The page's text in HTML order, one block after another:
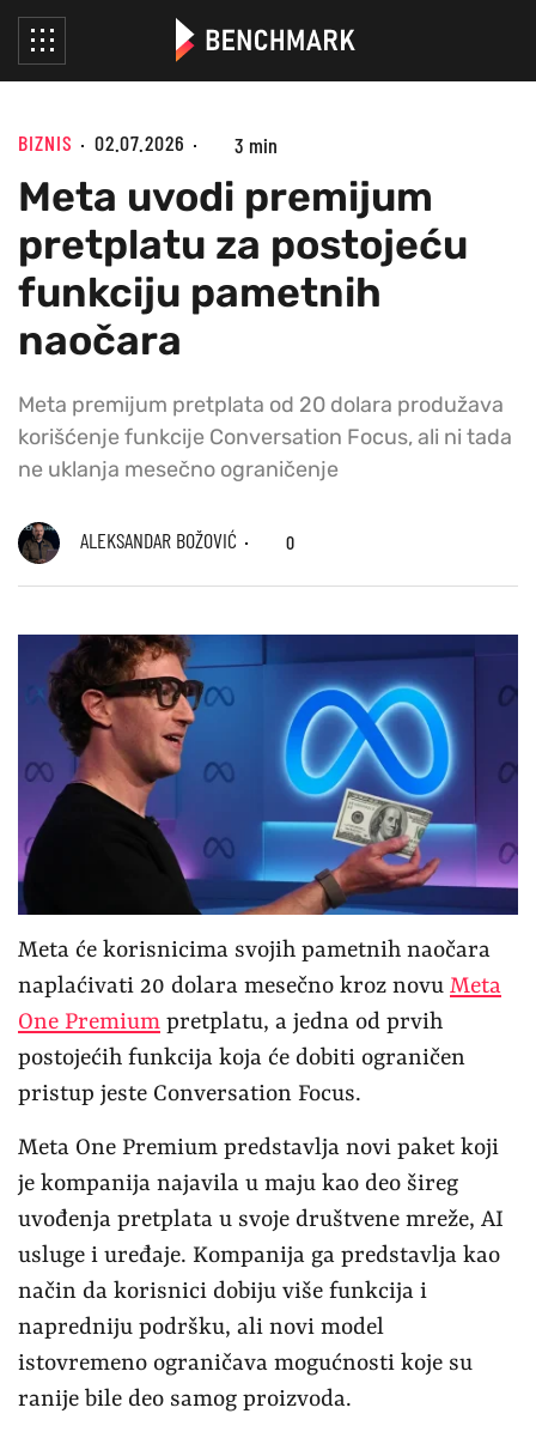
BIZNIS 02.07.2026 3 min
Meta uvodi premijum
pretplatu za postojeću
funkciju pametnih
naočara
Meta premijum pretplata od 20 dolara produžava
korišćenje funkcije Conversation Focus, ali ni tada
ne uklanja mesečno ograničenje
ALEKSANDAR BOŽOVIĆ 0
Meta će korisnicima svojih pametnih naočara
naplaćivati 20 dolara mesečno kroz novu Meta
One Premium pretplatu, a jedna od prvih
postojećih funkcija koja će dobiti ograničen
pristup jeste Conversation Focus.
Meta One Premium predstavlja novi paket koji
je kompanija najavila u maju kao deo šireg
uvođenja pretplata u svoje društvene mreže, AI
usluge i uređaje. Kompanija ga predstavlja kao
način da korisnici dobiju više funkcija i
napredniju podršku, ali novi model
istovremeno ograničava mogućnosti koje su
ranije bile deo samog proizvoda.